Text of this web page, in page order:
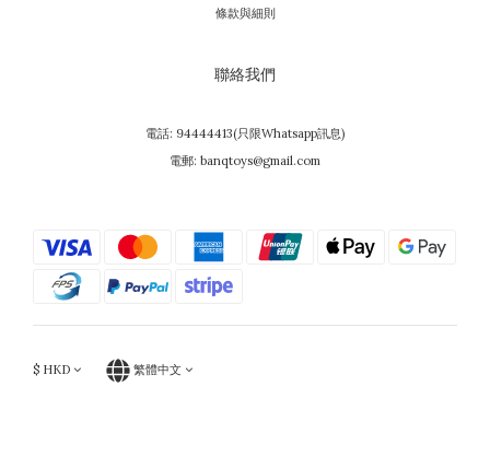
條款與細則
聯絡我們
電話: 94444413(只限Whatsapp訊息)
電郵: banqtoys@gmail.com
$ HKD 繁體中文